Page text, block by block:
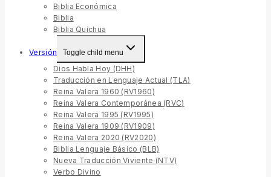
Biblia Económica
Biblia
Biblia Quichua
Versión Toggle child menu
Dios Habla Hoy (DHH)
Traducción en Lenguaje Actual (TLA)
Reina Valera 1960 (RV1960)
Reina Valera Contemporánea (RVC)
Reina Valera 1995 (RV1995)
Reina Valera 1909 (RV1909)
Reina Valera 2020 (RV2020)
Biblia Lenguaje Básico (BLB)
Nueva Traducción Viviente (NTV)
Verbo Divino